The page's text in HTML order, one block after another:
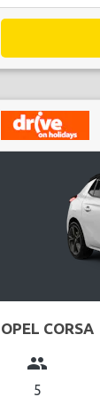
OPEL CORSA
group
5